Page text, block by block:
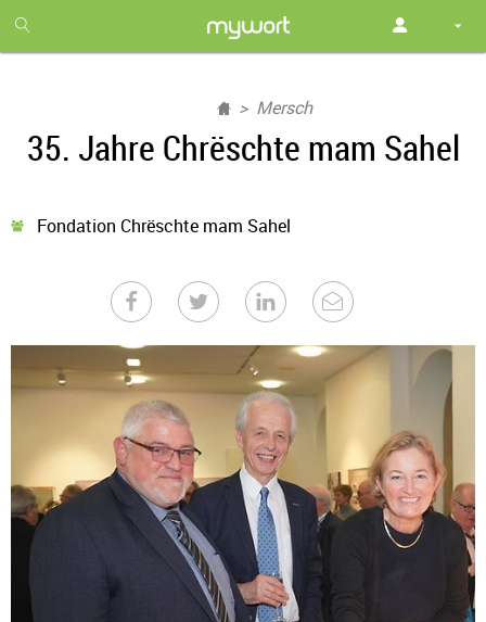
month
free
Mersch
35. Jahre Chrëschte mam Sahel
Fondation Chrëschte mam Sahel